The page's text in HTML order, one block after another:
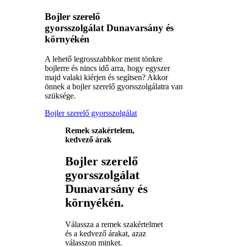
Bojler szerelő
gyorsszolgálat Dunavarsány és
környékén
A lehető legrosszabbkor ment tönkre
bojlerre és nincs idő arra, hogy egyszer
majd valaki kiérjen és segítsen? Akkor
önnek a bojler szerelő gyorsszolgálatra van
szüksége.
Bojler szerelő gyorsszolgálat
Remek szakértelem,
kedvező árak
Bojler szerelő
gyorsszolgálat
Dunavarsány és
környékén.
Válassza a remek szakértelmet
és a kedvező árakat, azaz
válasszon minket.